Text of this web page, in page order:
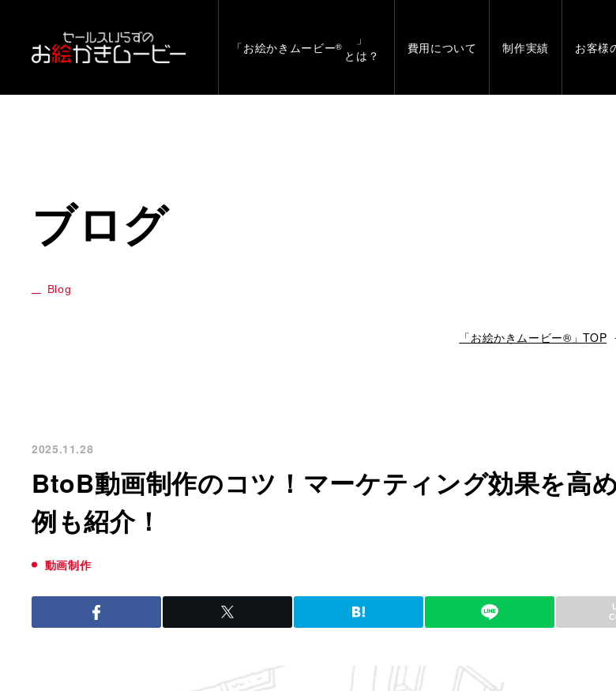
「お絵かきムービー®
」
とは？
費用について 制作実績 お客様
ブログ
Blog
「お絵かきムービー®」TOP
2025.11.28
BtoB動画制作のコツ！マーケティング効果を高
例も紹介！
動画制作